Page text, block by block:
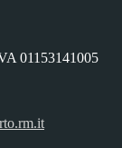
01153141005